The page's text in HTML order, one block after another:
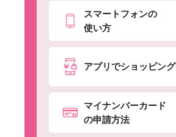
スマートフォンの
使い方
アプリでショッピング
マイナンバーカード
の申請方法